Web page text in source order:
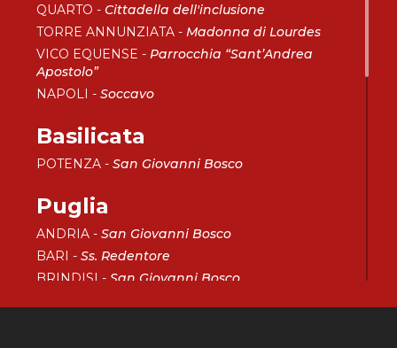
QUARTO -Cittadella dell'inclusione
TORRE ANNUNZIATA -Madonna di Lourdes
VICO EQUENSE -Parrocchia “Sant’Andrea
Apostolo”
NAPOLI -Soccavo
Basilicata
POTENZA -San Giovanni Bosco
Puglia
ANDRIA -San Giovanni Bosco
BARI -Ss. Redentore
BRINDISI -San Giovanni Bosco